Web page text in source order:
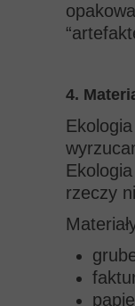
4.
rzeczy